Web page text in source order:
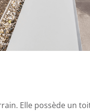
Elle possède un